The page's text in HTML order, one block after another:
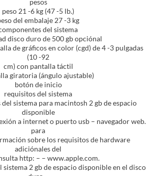
pesos
peso 21 -6 kg (47 -5 lb.)
del embalaje 27 -3 kg
del sistema
disco duro de 500 gb opciónal
de gráficos en color (cgd) de 4 -3 pulgadas
(10 -92
cm) con pantalla táctil
giratoria (ángulo ajustable)
botón de inicio
requisitos del sistema
sistema para macintosh 2 gb de espacio
disponible
a internet o puerto usb – navegador web.
para
sobre los requisitos de hardware
adiciónales del
http: – – www.apple.com.
2 gb de espacio disponible en el disco